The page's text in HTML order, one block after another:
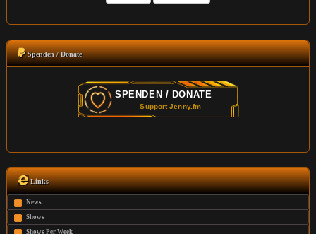
Spenden / Donate
Links
News
Shows
Shows Per Week